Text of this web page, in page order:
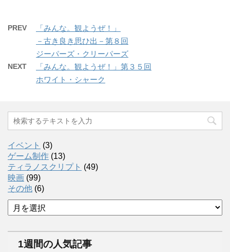
PREV
「みんな。観ようぜ！」
－古き良き思ひ出－第８回
ジーパーズ・クリーパーズ
NEXT
「みんな。観ようぜ！」第３５回
ホワイト・シャーク
イベント (3)
ゲーム制作 (13)
ティラノスクリプト (49)
映画 (99)
その他 (6)
ア
ー
1週間の人気記事